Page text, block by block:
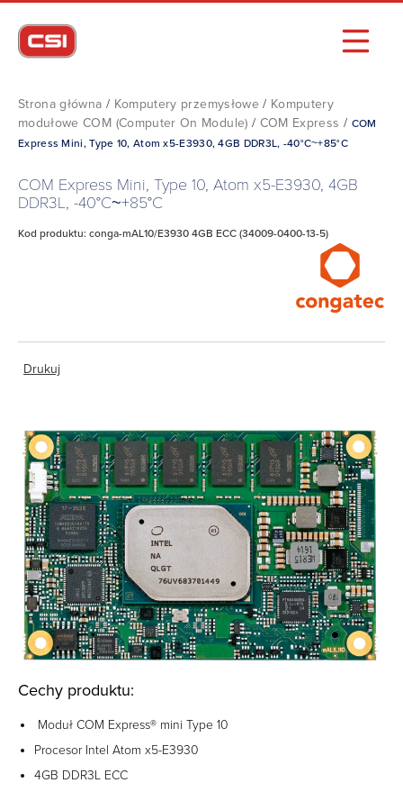
Strona główna / Komputery przemysłowe / Komputery
modułowe COM (Computer On Module) / COM Express / COM
Express Mini, Type 10, Atom x5-E3930, 4GB DDR3L, -40°C~+85°C
COM Express Mini, Type 10, Atom x5-E3930, 4GB
DDR3L, -40°C~+85°C
Kod produktu: conga-mAL10/E3930 4GB ECC (34009-0400-13-5)
Drukuj
Cechy produktu:
Moduł COM Express® mini Type 10
Procesor Intel Atom x5-E3930
4GB DDR3L ECC